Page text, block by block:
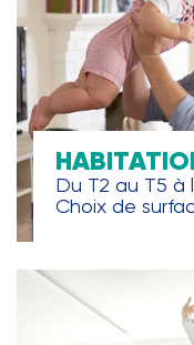
Du T2 au T5 à
Choix de